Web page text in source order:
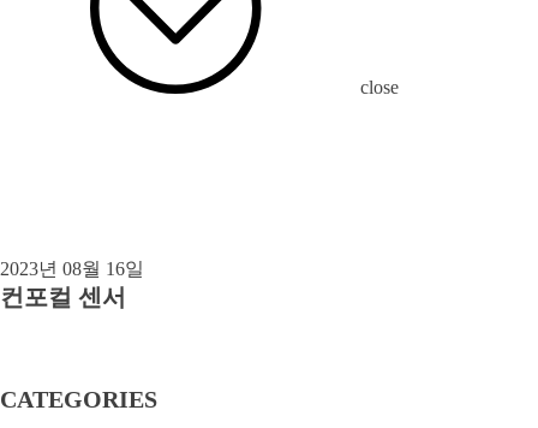
close
2023년 08월 16일
컨포컬 센서
CATEGORIES